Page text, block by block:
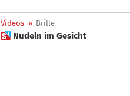
Videos » Brille
 Nudeln im Gesicht